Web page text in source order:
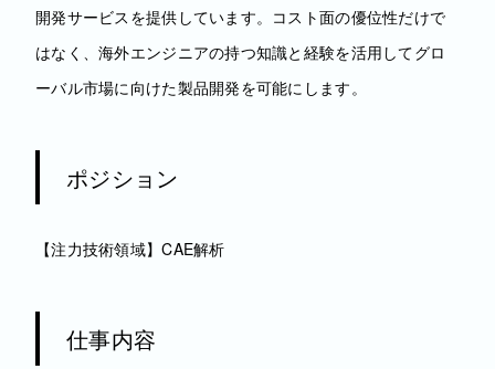
開発サービスを提供しています。コスト面の優位性だけで
はなく、海外エンジニアの持つ知識と経験を活用してグロ
ーバル市場に向けた製品開発を可能にします。
ポジション
【注力技術領域】CAE解析
仕事内容